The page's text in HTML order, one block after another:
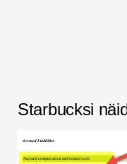
Starbucksi